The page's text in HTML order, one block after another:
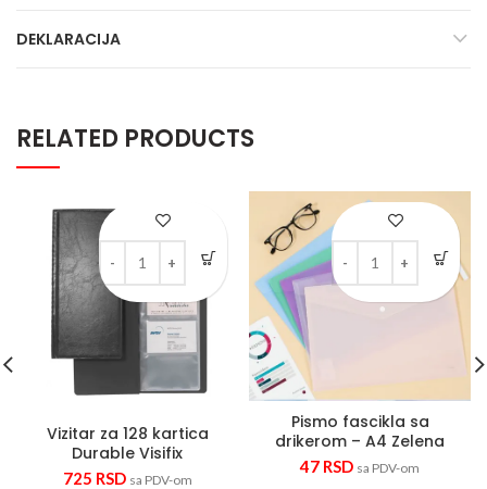
DEKLARACIJA
RELATED PRODUCTS
Vizitar za 128 kartica
Durable Visifix
725 RSD sa PDV-om
Vizitar za 128 kartica Durable Visifix quantity
Pismo fascikla sa
drikerom – A4 Zelena
47 RSD sa PDV-om
Pismo fascikla sa